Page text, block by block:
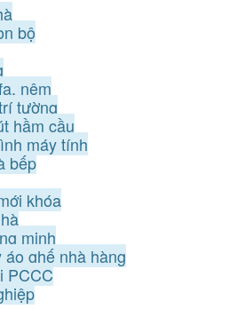
bộ
nệm
tường
hầm cầu
máy tính
bếp
khóa
minh
ghế nhà hàng
PCCC